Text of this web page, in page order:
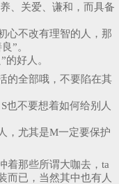
、关爱、谦和，而具备
心不改有理智的人，那
”。
好人。
的全部哦，不要陷在其
也不要想着如何给别人
，尤其是M一定要保护
着那些所谓大咖去，ta
而已，当然其中也有人